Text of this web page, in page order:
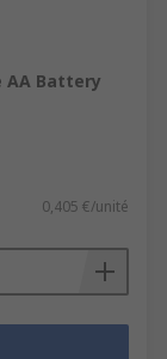
AA Battery
0,405 €/unité